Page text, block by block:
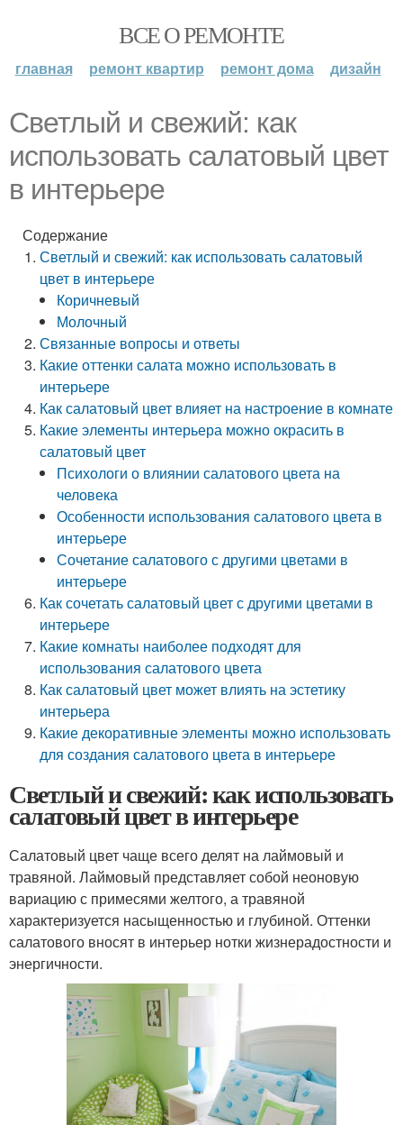
ВСЕ О РЕМОНТЕ
главная ремонт квартир ремонт дома дизайн
Светлый и свежий: как
использовать салатовый цвет
в интерьере
Содержание
Светлый и свежий: как использовать салатовый
цвет в интерьере
Коричневый
Молочный
Связанные вопросы и ответы
Какие оттенки салата можно использовать в
интерьере
Как салатовый цвет влияет на настроение в комнате
Какие элементы интерьера можно окрасить в
салатовый цвет
Психологи о влиянии салатового цвета на
человека
Особенности использования салатового цвета в
интерьере
Сочетание салатового с другими цветами в
интерьере
Как сочетать салатовый цвет с другими цветами в
интерьере
Какие комнаты наиболее подходят для
использования салатового цвета
Как салатовый цвет может влиять на эстетику
интерьера
Какие декоративные элементы можно использовать
для создания салатового цвета в интерьере
Светлый и свежий: как использовать
салатовый цвет в интерьере
Салатовый цвет чаще всего делят на лаймовый и
травяной. Лаймовый представляет собой неоновую
вариацию с примесями желтого, а травяной
характеризуется насыщенностью и глубиной. Оттенки
салатового вносят в интерьер нотки жизнерадостности и
энергичности.